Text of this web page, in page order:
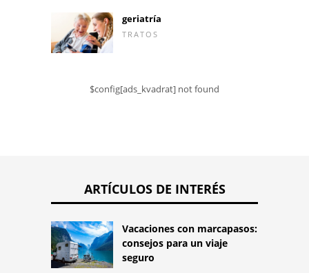
geriatría
TRATOS
$config[ads_kvadrat] not found
ARTÍCULOS DE INTERÉS
Vacaciones con marcapasos:
consejos para un viaje
seguro